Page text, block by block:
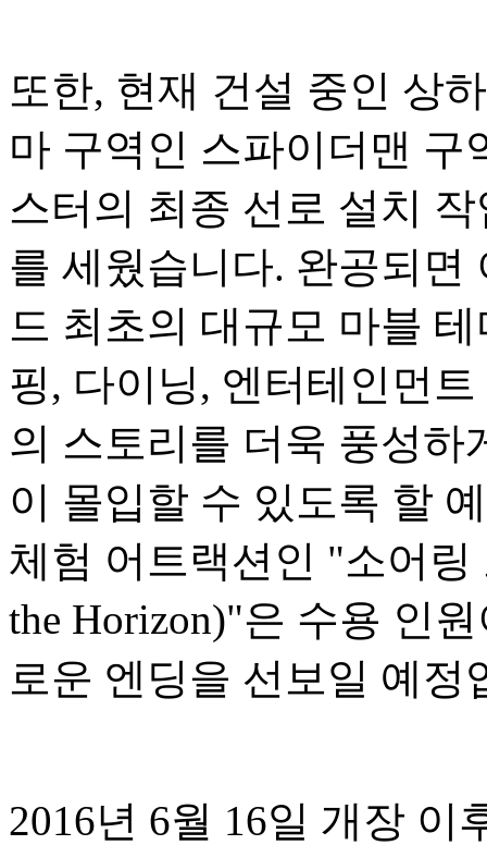
또한, 현재 건설 중인 상
마 구역인 스파이더맨 구
스터의 최종 선로 설치
를 세웠습니다. 완공되면
드 최초의 대규모 마블
핑, 다이닝, 엔터테인먼
의 스토리를 더욱 풍성하
이 몰입할 수 있도록 할
체험 어트랙션인 "소어링
the Horizon)"은 수용 인
로운 엔딩을 선보일 예정
2016년 6월 16일 개장 이